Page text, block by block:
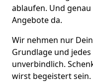
ablaufen. Und
Angebote da.
Wir nehmen nur
Grundlage und
unverbindlich.
wirst begeistert sein.